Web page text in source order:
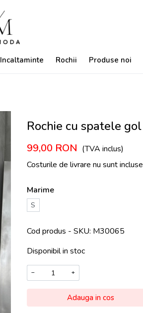
Incaltaminte Rochii Produse noi
Rochie cu spatele gol
99,00 RON (TVA inclus)
Costurile de livrare nu sunt incluse
Marime
S
Cod produs - SKU M30065
Disponibil in stoc
− +
Adauga in cos